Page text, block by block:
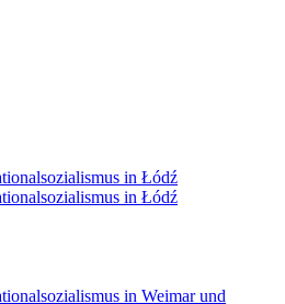
in Łódź
in Łódź
in Weimar und